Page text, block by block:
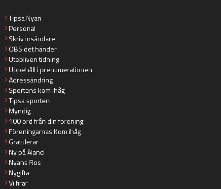
Tipsa Nyan
Personal
Skriv insändare
OBS det händer
Utebliven tidning
Uppehåll i prenumerationen
Adressändring
Sportens kom ihåg
Tipsa sporten
Myndig
100 ord från din förening
Föreningarnas Kom ihåg
Gratulerar
Ny på Åland
Nyans Ros
Nygifta
Vi firar